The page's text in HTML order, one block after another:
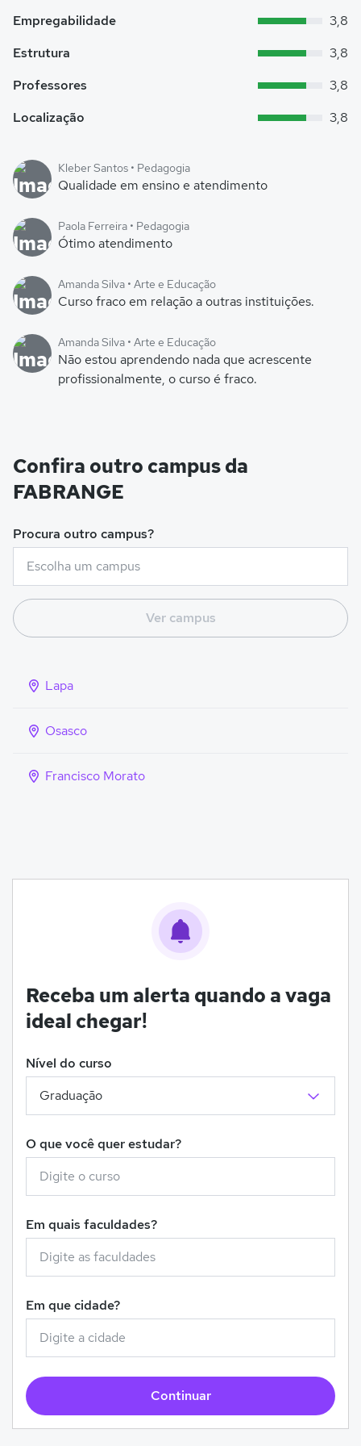
Empregabilidade
3,8
Estrutura
3,8
Professores
3,8
Localização
3,8
Kleber Santos • Pedagogia
Qualidade em ensino e atendimento
Paola Ferreira • Pedagogia
Ótimo atendimento
Amanda Silva • Arte e Educação
Curso fraco em relação a outras instituições.
Amanda Silva • Arte e Educação
Não estou aprendendo nada que acrescente
profissionalmente, o curso é fraco.
Confira outro campus da
FABRANGE
Procura outro campus?
Ver campus
Lapa
Osasco
Francisco Morato
Receba um alerta quando a vaga
ideal chegar!
Nível do curso
O que você quer estudar?
Em quais faculdades?
Em que cidade?
Continuar